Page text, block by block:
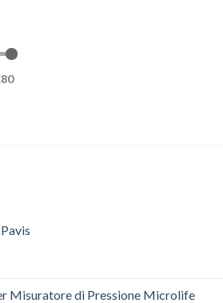
Misuratore di Pressione Microlife